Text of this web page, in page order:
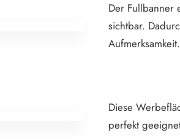
Der Fullbanner
sichtbar.
Aufmerksamkeit.
Diese
perfekt